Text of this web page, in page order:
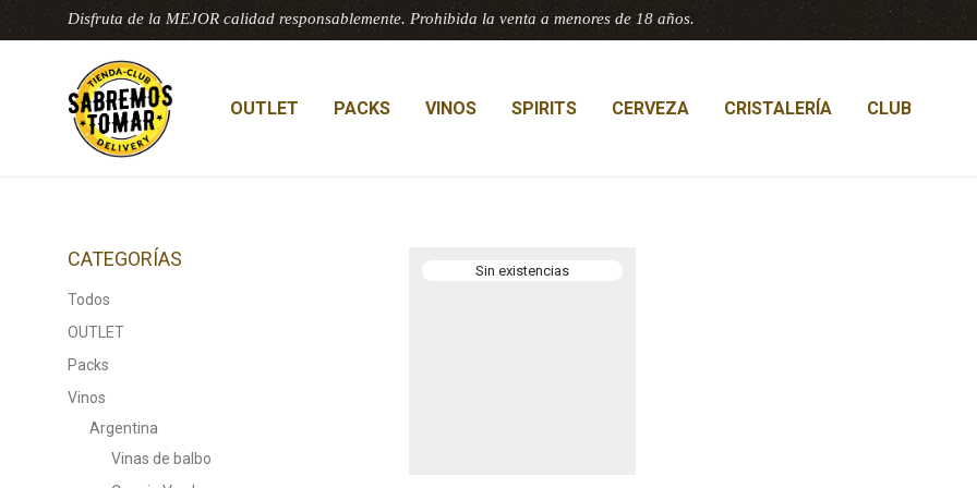
Disfruta de la MEJOR calidad responsablemente. Prohibida la venta a menores de 18 años.
OUTLET PACKS VINOS SPIRITS CERVEZA CRISTALERÍA CLUB
CATEGORÍAS
Todos
OUTLET
Packs
Vinos
Argentina
Vinas de balbo